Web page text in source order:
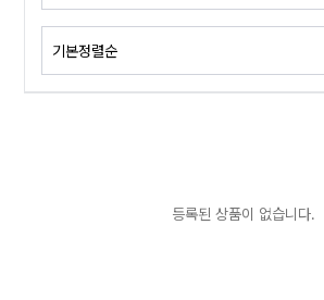
등록된 상품이 없습니다.